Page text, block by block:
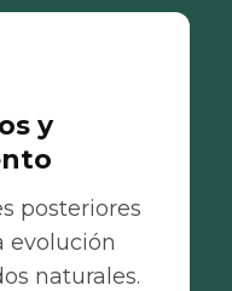
y
posteriores
evolución
naturales.